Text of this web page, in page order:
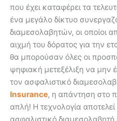
που έχει καταφέρει τα
ένα μεγάλο δίκτυο
διαμεσολαβητών, οι οποίοι
αιχμή του δόρατος για την
θα μπορούσαν όλες οι
ψηφιακή μετεξέλιξη να μην
τον ασφαλιστικό
Insurance, η απάντηση στο
απλή! Η τεχνολογία